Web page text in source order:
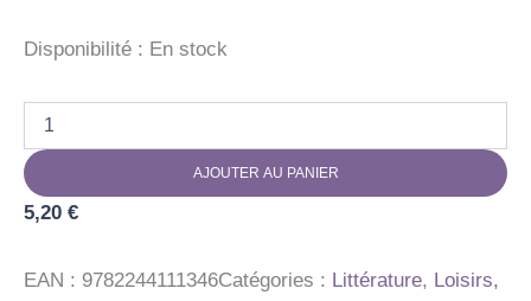
Disponibilité : En stock
COLO
SURPRISE
AVEC
AJOUTER AU PANIER
5,20 €
EAN : 9782244111346Catégories : Littérature, Loisirs,